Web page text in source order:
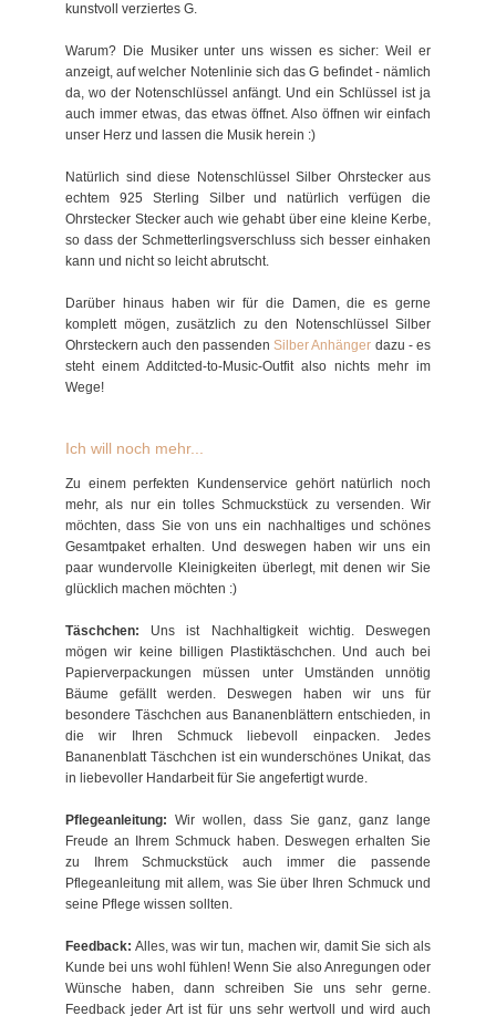
kunstvoll verziertes G.
Warum? Die Musiker unter uns wissen es sicher: Weil er
anzeigt, auf welcher Notenlinie sich das G befindet - nämlich
da, wo der Notenschlüssel anfängt. Und ein Schlüssel ist ja
auch immer etwas, das etwas öffnet. Also öffnen wir einfach
unser Herz und lassen die Musik herein :)
Natürlich sind diese Notenschlüssel Silber Ohrstecker aus
echtem 925 Sterling Silber und natürlich verfügen die
Ohrstecker Stecker auch wie gehabt über eine kleine Kerbe,
so dass der Schmetterlingsverschluss sich besser einhaken
kann und nicht so leicht abrutscht.
Darüber hinaus haben wir für die Damen, die es gerne
komplett mögen, zusätzlich zu den Notenschlüssel Silber
Ohrsteckern auch den passenden Silber Anhänger dazu - es
steht einem Additcted-to-Music-Outfit also nichts mehr im
Wege!
Ich will noch mehr...
Zu einem perfekten Kundenservice gehört natürlich noch
mehr, als nur ein tolles Schmuckstück zu versenden. Wir
möchten, dass Sie von uns ein nachhaltiges und schönes
Gesamtpaket erhalten. Und deswegen haben wir uns ein
paar wundervolle Kleinigkeiten überlegt, mit denen wir Sie
glücklich machen möchten :)
Täschchen: Uns ist Nachhaltigkeit wichtig. Deswegen
mögen wir keine billigen Plastiktäschchen. Und auch bei
Papierverpackungen müssen unter Umständen unnötig
Bäume gefällt werden. Deswegen haben wir uns für
besondere Täschchen aus Bananenblättern entschieden, in
die wir Ihren Schmuck liebevoll einpacken. Jedes
Bananenblatt Täschchen ist ein wunderschönes Unikat, das
in liebevoller Handarbeit für Sie angefertigt wurde.
Pflegeanleitung: Wir wollen, dass Sie ganz, ganz lange
Freude an Ihrem Schmuck haben. Deswegen erhalten Sie
zu Ihrem Schmuckstück auch immer die passende
Pflegeanleitung mit allem, was Sie über Ihren Schmuck und
seine Pflege wissen sollten.
Feedback: Alles, was wir tun, machen wir, damit Sie sich als
Kunde bei uns wohl fühlen! Wenn Sie also Anregungen oder
Wünsche haben, dann schreiben Sie uns sehr gerne.
Feedback jeder Art ist für uns sehr wertvoll und wird auch